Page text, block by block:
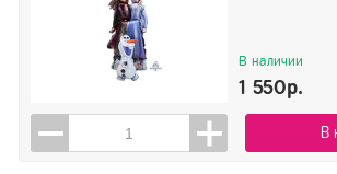
В наличии
1 550р.
В